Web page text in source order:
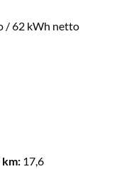
/ 62 kWh netto
17,6